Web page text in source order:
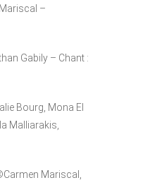
–
Gabily – Chant :
Bourg, Mona El
Malliarakis,
Mariscal,